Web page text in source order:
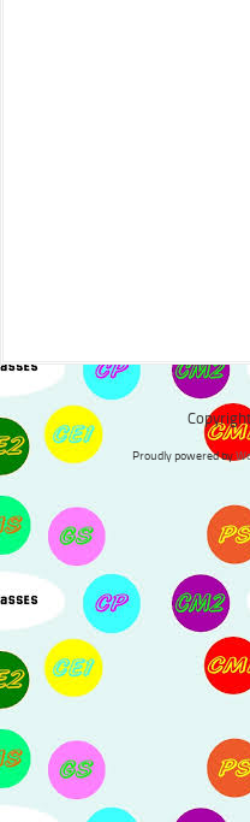
Proudly powered by